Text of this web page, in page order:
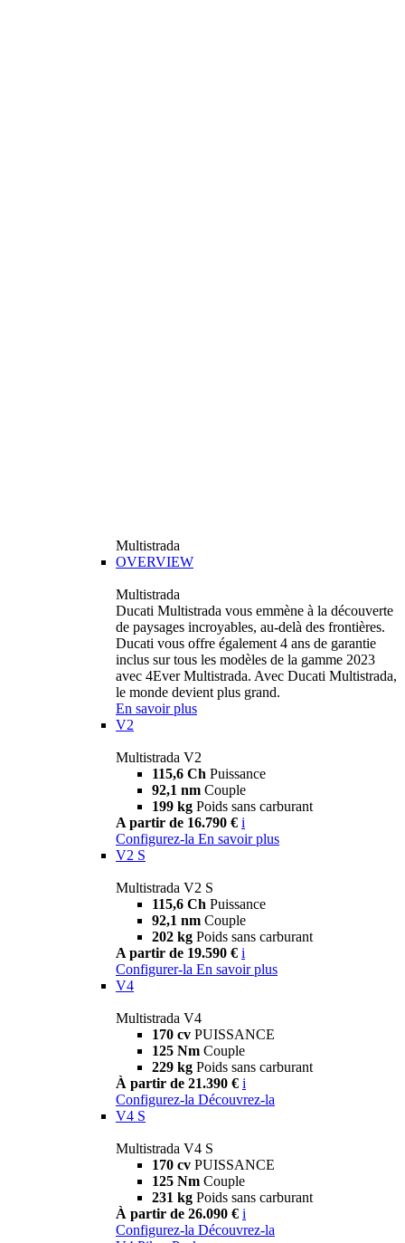
Multistrada
OVERVIEW
Multistrada
Ducati Multistrada vous emmène à la découverte
de paysages incroyables, au-delà des frontières.
Ducati vous offre également 4 ans de garantie
inclus sur tous les modèles de la gamme 2023
avec 4Ever Multistrada. Avec Ducati Multistrada,
le monde devient plus grand.
En savoir plus
V2
Multistrada V2
115,6 Ch Puissance
92,1 nm Couple
199 kg Poids sans carburant
A partir de 16.790 € i
Configurez-la En savoir plus
V2 S
Multistrada V2 S
115,6 Ch Puissance
92,1 nm Couple
202 kg Poids sans carburant
A partir de 19.590 € i
Configurer-la En savoir plus
V4
Multistrada V4
170 cv PUISSANCE
125 Nm Couple
229 kg Poids sans carburant
À partir de 21.390 € i
Configurez-la Découvrez-la
V4 S
Multistrada V4 S
170 cv PUISSANCE
125 Nm Couple
231 kg Poids sans carburant
À partir de 26.090 € i
Configurez-la Découvrez-la